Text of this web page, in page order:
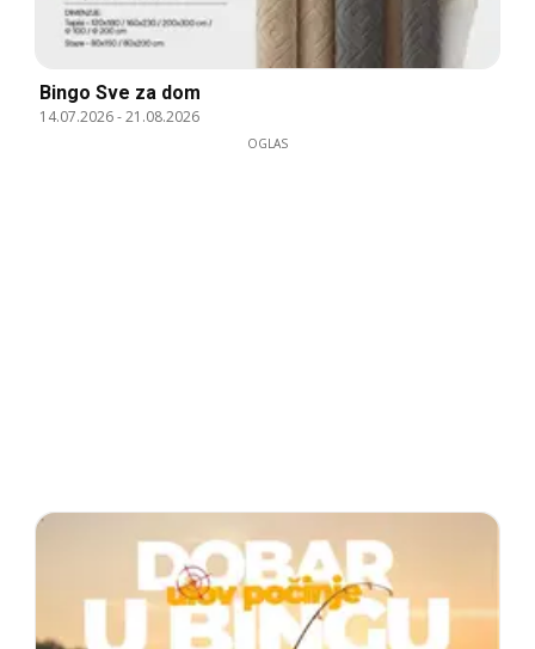
Bingo Sve za dom
14.07.2026-21.08.2026
OGLAS